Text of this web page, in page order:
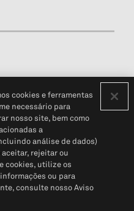
do cliente (em inglês)
© 2026 S&P Global
cookies e ferramentas
necessário para
nosso site, bem como
a
análise de dados)
rejeitar ou
cookies, utilize os
ou para
consulte nosso Aviso